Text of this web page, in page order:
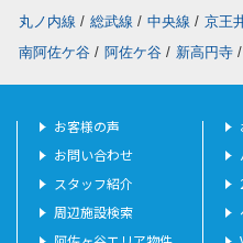
丸ノ内線 / 総武線 / 中央線 / 京王
南阿佐ケ谷 / 阿佐ケ谷 / 新高円寺 /
お客様の声
お問い合わせ
スタッフ紹介
周辺施設検索